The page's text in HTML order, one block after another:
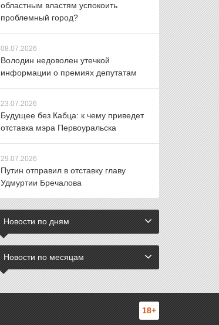
областным властям успокоить
проблемный город?
08.07.2026
Володин недоволен утечкой
информации о премиях депутатам
23.07.2026
Будущее без Кабца: к чему приведет
отставка мэра Первоуральска
29.07.2026
Путин отправил в отставку главу
Удмуртии Бречалова
Новости по дням
Новости по месяцам
18+